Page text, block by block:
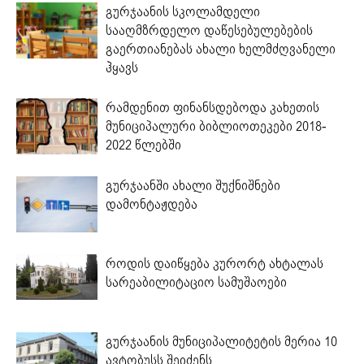
გურჯაანის სკოლამდელი
სააღმზრდელო დაწესებულებების
გაერთიანებას ახალი ხელმძღვანელი
ჰყავს
რამდენით ფინანსდებოდა კახეთის
მუნიციპალური ბიბლიოთეკები 2018-
2022 წლებში
გურჯაანში ახალი შუქნიშნები
დამონტაჟდება
როდის დაიწყება კურორტ ახტალას
სარეაბილიტაციო სამუშაოები
გურჯაანის მუნიციპალიტეტის მერია 10
ავტობუსს შეიძენს